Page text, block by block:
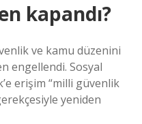
kapandı?
ve kamu düzenini
engellendi. Sosyal
erişim “milli güvenlik
yeniden